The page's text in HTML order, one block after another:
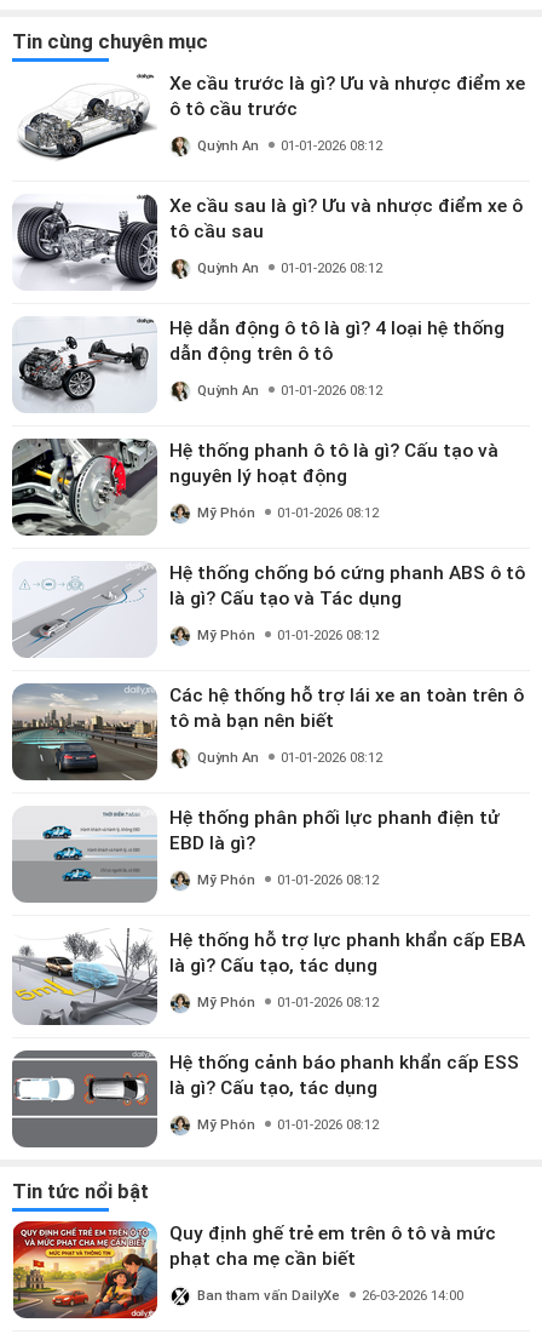
Tin cùng chuyên mục
Xe cầu trước là gì? Ưu và nhược điểm xe
ô tô cầu trước
Quỳnh An 01-01-2026 08:12
Xe cầu sau là gì? Ưu và nhược điểm xe ô
tô cầu sau
Quỳnh An 01-01-2026 08:12
Hệ dẫn động ô tô là gì? 4 loại hệ thống
dẫn động trên ô tô
Quỳnh An 01-01-2026 08:12
Hệ thống phanh ô tô là gì? Cấu tạo và
nguyên lý hoạt động
Mỹ Phón 01-01-2026 08:12
Hệ thống chống bó cứng phanh ABS ô tô
là gì? Cấu tạo và Tác dụng
Mỹ Phón 01-01-2026 08:12
Các hệ thống hỗ trợ lái xe an toàn trên ô
tô mà bạn nên biết
Quỳnh An 01-01-2026 08:12
Hệ thống phân phối lực phanh điện tử
EBD là gì?
Mỹ Phón 01-01-2026 08:12
Hệ thống hỗ trợ lực phanh khẩn cấp EBA
là gì? Cấu tạo, tác dụng
Mỹ Phón 01-01-2026 08:12
Hệ thống cảnh báo phanh khẩn cấp ESS
là gì? Cấu tạo, tác dụng
Mỹ Phón 01-01-2026 08:12
Tin tức nổi bật
Quy định ghế trẻ em trên ô tô và mức
phạt cha mẹ cần biết
Ban tham vấn DailyXe 26-03-2026 14:00